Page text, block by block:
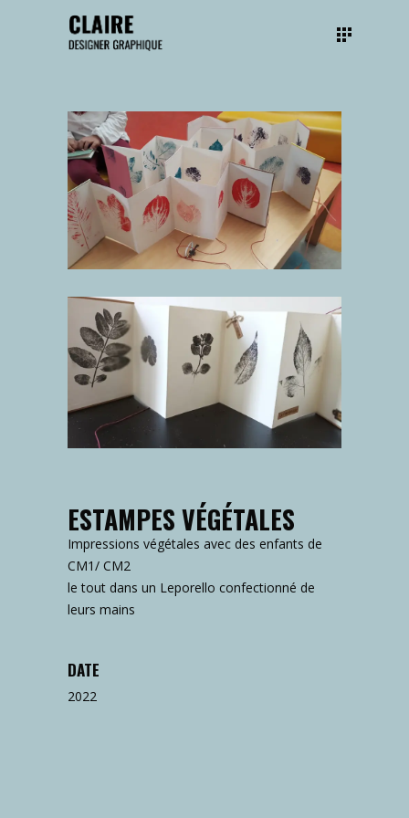
ESTAMPES VÉGÉTALES
Impressions végétales avec des enfants de
CM1/ CM2
le tout dans un Leporello confectionné de
leurs mains
DATE
2022